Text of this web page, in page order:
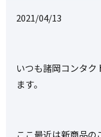
2021/04/13
いつも諸岡コンタ
ます。
ここ最近は新商品